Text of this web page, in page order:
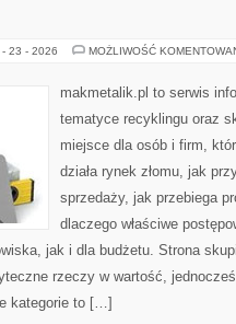
- 23 - 2026 MOŻLIWOŚĆ
makmetalik.pl to serwis
tematyce recyklingu oraz
miejsce dla osób i firm,
działa rynek złomu, jak
sprzedaży, jak przebiega
dlaczego właściwe
jak i dla budżetu. Strona
rzeczy w wartość,
kategorie to […]